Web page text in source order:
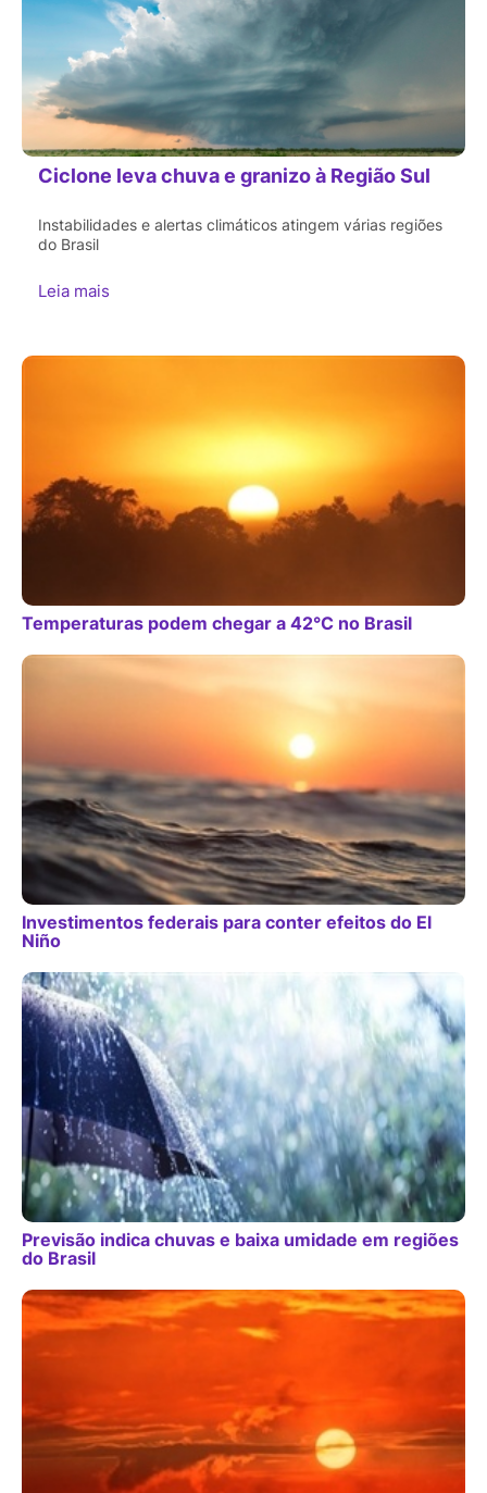
Ciclone leva chuva e granizo à Região Sul
Instabilidades e alertas climáticos atingem várias regiões
do Brasil
Leia mais
Temperaturas podem chegar a 42°C no Brasil
Investimentos federais para conter efeitos do El
Niño
Previsão indica chuvas e baixa umidade em regiões
do Brasil